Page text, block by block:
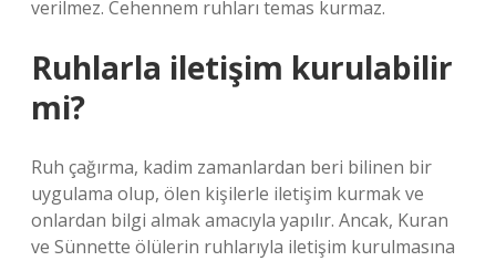
verilmez. Cehennem ruhları temas kurmaz.
Ruhlarla iletişim kurulabilir
mi?
Ruh çağırma, kadim zamanlardan beri bilinen bir
uygulama olup, ölen kişilerle iletişim kurmak ve
onlardan bilgi almak amacıyla yapılır. Ancak, Kuran
ve Sünnette ölülerin ruhlarıyla iletişim kurulmasına